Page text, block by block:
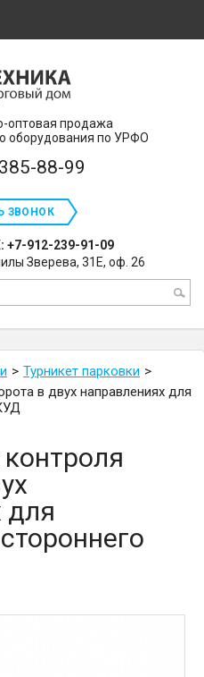
оптовая продажа
оборудования по УРФО
88-99
ЗВОНОК
+7-912-239-91-09
Зверева, 31Е, оф. 26
Турникет парковки
в двух направлениях для
для